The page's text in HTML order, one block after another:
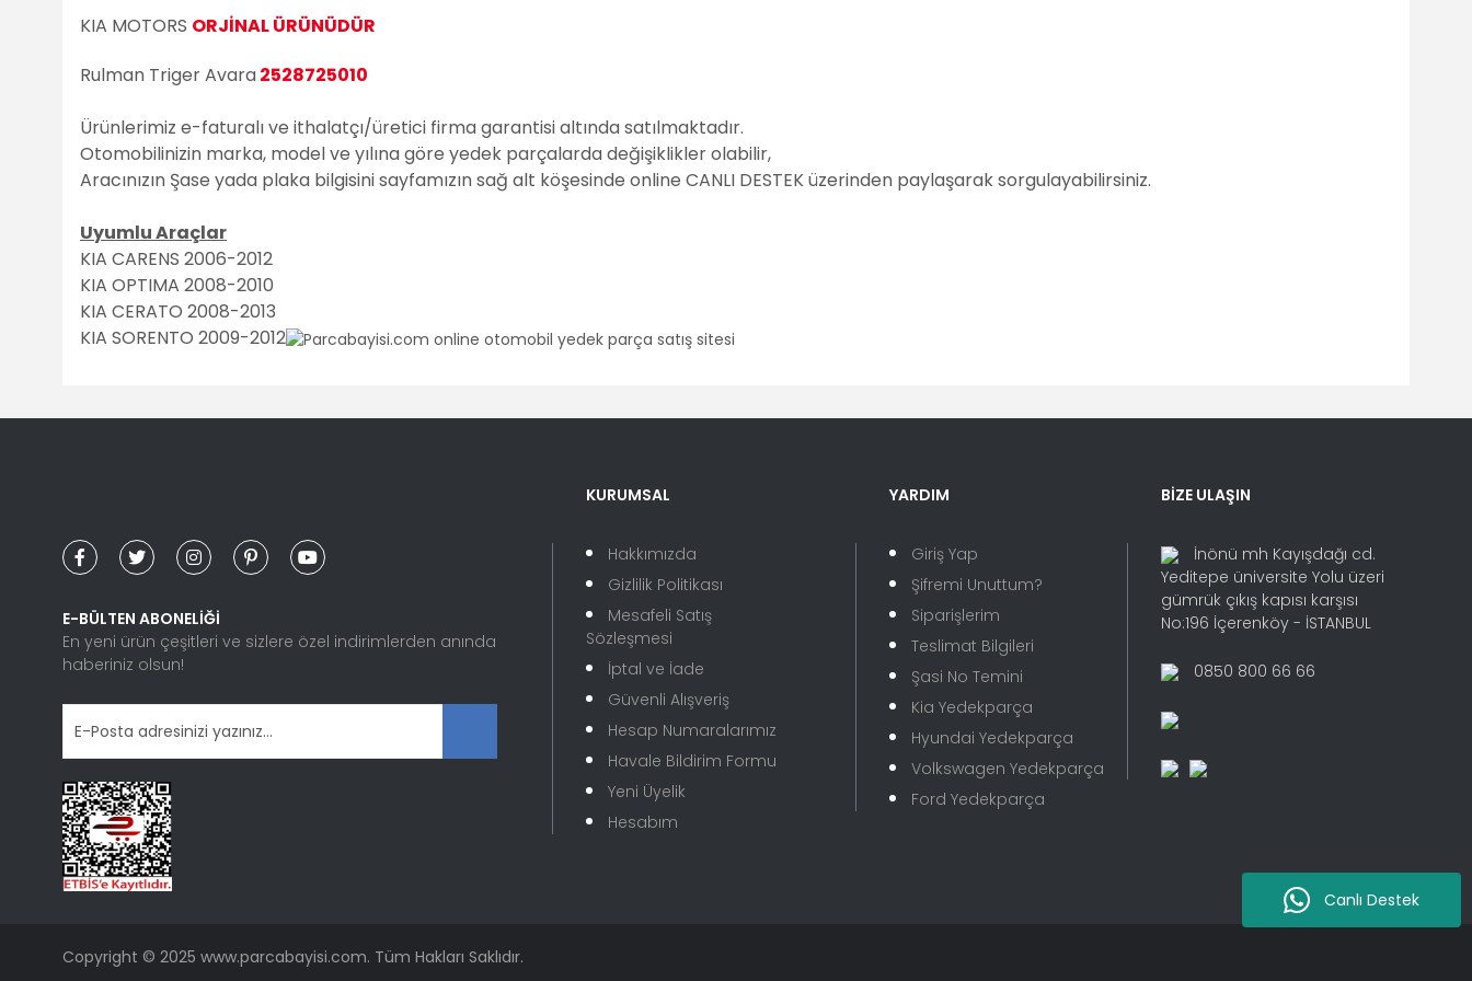
KIA MOTORS ORJİNAL ÜRÜNÜDÜR
Rulman Triger Avara2528725010
Ürünlerimiz e-faturalı ve ithalatçı/üretici firma garantisi altında satılmaktadır.
Otomobilinizin marka, model ve yılına göre yedek parçalarda değişiklikler olabilir,
Aracınızın Şase yada plaka bilgisini sayfamızın sağ alt köşesinde online CANLI DESTEK üzerinden paylaşarak sorgulayabilirsiniz.
Uyumlu Araçlar
KIA CARENS 2006-2012
KIA OPTIMA 2008-2010
KIA CERATO 2008-2013
KIA SORENTO 2009-2012
Görüş ve önerileriniz için teşekkür ederiz.
Ürün fiyatı diğer sitelerden daha pahalı.
Gönder
E-BÜLTEN ABONELİĞİ
En yeni ürün çeşitleri ve sizlere özel indirimlerden anında
haberiniz olsun!
KURUMSAL
Hakkımızda
Gizlilik Politikası
Mesafeli Satış
Sözleşmesi
İptal ve İade
Güvenli Alışveriş
Hesap Numaralarımız
Havale Bildirim Formu
Yeni Üyelik
Hesabım
YARDIM
Giriş Yap
Şifremi Unuttum?
Siparişlerim
Teslimat Bilgileri
Şasi No Temini
Kia Yedekparça
Hyundai Yedekparça
Volkswagen Yedekparça
Ford Yedekparça
BİZE ULAŞIN
İnönü mh Kayışdağı cd.
Yeditepe üniversite Yolu üzeri
gümrük çıkış kapısı karşısı
No:196 İçerenköy - İSTANBUL
0850 800 66 66
Copyright © 2025 www.parcabayisi.com. Tüm Hakları Saklıdır.
Canlı Destek